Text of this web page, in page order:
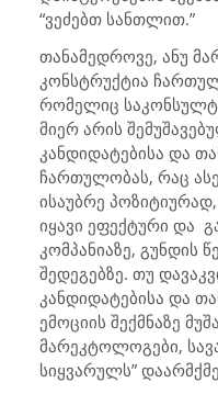
“ვეძებთ სანთლით.”
თანამედროვე, ანუ
კონსტრუქტია
რომელიც
მიერ არის
კანდიდატებისა და
ჩართულობას, რაც ასე
ისაუბრე პოზიტიურად,
იყავი ეფექტური და
კომპანიაზე, გუნდის
შედეგებზე. თუ
კანდიდატებისა და
ემოციის შექმნაზე
მარეკტოლოგები,
სიყვარულს”